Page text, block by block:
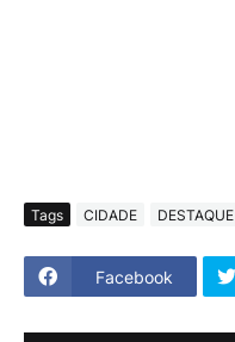
Tags CIDADE DESTAQUE
Facebook